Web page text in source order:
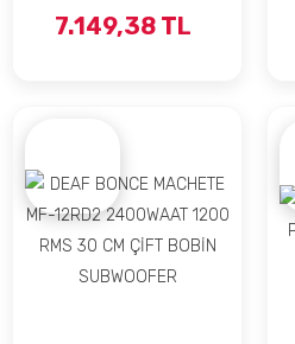
WAAT 5 KANALLI
BASS KOTROLLÜ
7.149,38 TL